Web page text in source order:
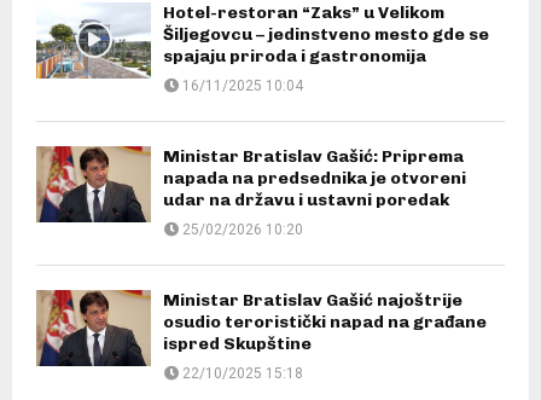
Hotel-restoran “Zaks” u Velikom
Šiljegovcu – jedinstveno mesto gde se
spajaju priroda i gastronomija
16/11/2025 10:04
Ministar Bratislav Gašić: Priprema
napada na predsednika je otvoreni
udar na državu i ustavni poredak
25/02/2026 10:20
Ministar Bratislav Gašić najoštrije
osudio teroristički napad na građane
ispred Skupštine
22/10/2025 15:18